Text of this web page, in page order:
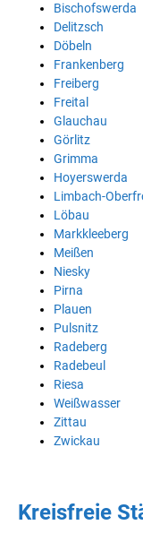
Bischofswerda
Delitzsch
Döbeln
Frankenberg
Freiberg
Freital
Glauchau
Görlitz
Grimma
Hoyerswerda
Limbach-
Löbau
Markkleeberg
Meißen
Niesky
Pirna
Plauen
Pulsnitz
Radeberg
Radebeul
Riesa
Weißwasser
Zittau
Zwickau
Kreisfreie